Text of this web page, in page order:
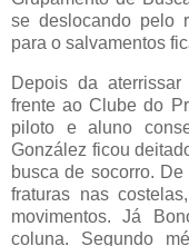
se deslocando pelo
para o salvamentos
Depois da
frente ao Clube do
piloto e aluno
González ficou
busca de socorro.
fraturas nas
movimentos. Já
coluna. Segundo